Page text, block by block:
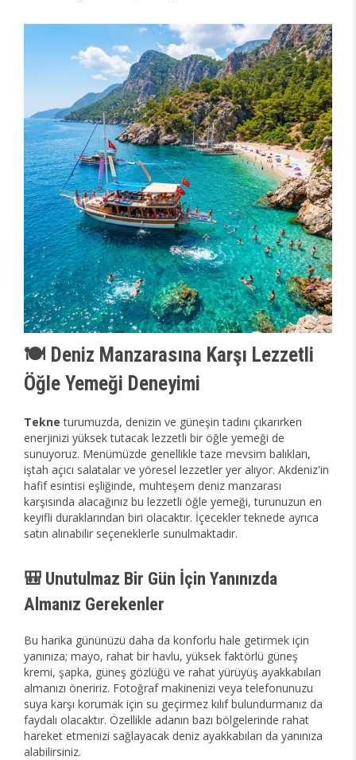
🍽️ Deniz Manzarasına Karşı Lezzetli
Öğle Yemeği Deneyimi
Tekne turumuzda, denizin ve güneşin tadını çıkarırken
enerjinizi yüksek tutacak lezzetli bir öğle yemeği de
sunuyoruz. Menümüzde genellikle taze mevsim balıkları,
iştah açıcı salatalar ve yöresel lezzetler yer alıyor. Akdeniz'in
hafif esintisi eşliğinde, muhteşem deniz manzarası
karşısında alacağınız bu lezzetli öğle yemeği, turunuzun en
keyifli duraklarından biri olacaktır. İçecekler teknede ayrıca
satın alınabilir seçeneklerle sunulmaktadır.
🎒 Unutulmaz Bir Gün İçin Yanınızda
Almanız Gerekenler
Bu harika gününüzü daha da konforlu hale getirmek için
yanınıza; mayo, rahat bir havlu, yüksek faktörlü güneş
kremi, şapka, güneş gözlüğü ve rahat yürüyüş ayakkabıları
almanızı öneririz. Fotoğraf makinenizi veya telefonunuzu
suya karşı korumak için su geçirmez kılıf bulundurmanız da
faydalı olacaktır. Özellikle adanın bazı bölgelerinde rahat
hareket etmenizi sağlayacak deniz ayakkabıları da yanınıza
alabilirsiniz.